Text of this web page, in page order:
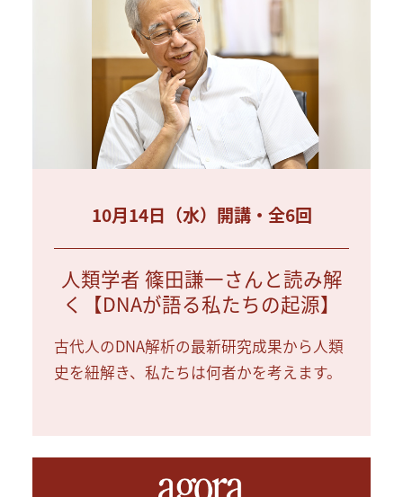
10月14日（水）開講・全6回
人類学者 篠田謙一さんと読み解
く【DNAが語る私たちの起源】
古代人のDNA解析の最新研究成果から人類
史を紐解き、私たちは何者かを考えます。